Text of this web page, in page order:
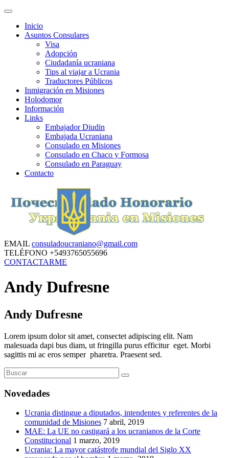
Inicio
Asuntos Consulares
Visa
Adopción
Ciudadanía ucraniana
Tips al viajar a Ucrania
Traductores Públicos
Inmigración en Misiones
Holodomor
Información
Links
Embajador Diudin
Embajada Ucraniana
Consulado en Misiones
Consulado en Chaco y Formosa
Consulado en Paraguay
Contacto
EMAIL consuladoucraniano@gmail.com
TELÉFONO +5493765055696
CONTACTARME
Andy Dufresne
Andy Dufresne
Lorem ipsum dolor sit amet, consectet adipiscing elit. Nam
malesuada dapi bus diam, ut fringilla purus efficitur eget. Morbi
sagittis mi ac eros semper pharetra. Praesent sed.
Novedades
Ucrania distingue a diputados, intendentes y referentes de la
comunidad de Misiones 7 abril, 2019
MAE: La UE no castigará a los ucranianos de la Corte
Constitucional 1 marzo, 2019
Ucrania: La mayor catástrofe mundial del Siglo XX